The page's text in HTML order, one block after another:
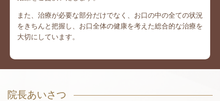
また、治療が必要な部分だけでなく、お口の中の全ての状況
をきちんと把握し、お口全体の健康を考えた総合的な治療を
大切にしています。
院長あいさつ